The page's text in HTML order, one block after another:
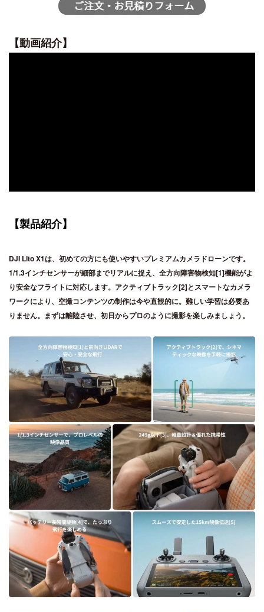
【動画紹介】
【製品紹介】
DJI Lito X1は、初めての方にも使いやすいプレミアムカメラドローンです。
1/1.3インチセンサーが細部までリアルに捉え、全方向障害物検知[1]機能がよ
り安全なフライトに対応します。アクティブトラック[2]とスマートなカメラ
ワークにより、空撮コンテンツの制作は今や直観的に。難しい学習は必要あ
りません。まずは離陸させ、初日からプロのように撮影を楽しみましょう。